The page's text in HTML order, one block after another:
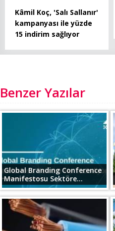
Kâmil Koç, 'Salı Sallanır'
kampanyası ile yüzde
15 indirim sağlıyor
Benzer Yazılar
Global Branding Conference
Manifestosu Sektöre...